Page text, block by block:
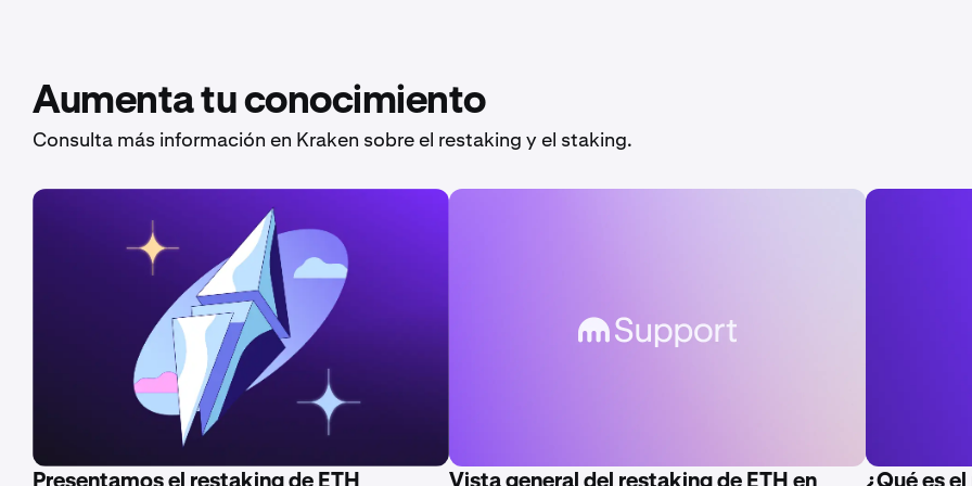
Aumenta tu conocimiento
Consulta más información en Kraken sobre el restaking y el staking.